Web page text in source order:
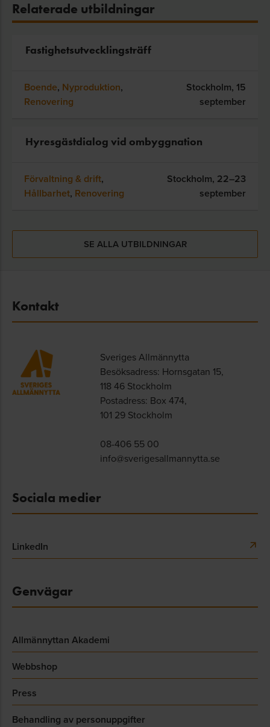
Relaterade utbildningar
Fastighetsutvecklingsträff
Boende, Nyproduktion,
Renovering
Stockholm, 15
september
Hyresgästdialog vid ombyggnation
Förvaltning & drift,
Hållbarhet, Renovering
Stockholm, 22–23
september
SE ALLA UTBILDNINGAR
Kontakt
Sveriges Allmännytta
Besöksadress: Hornsgatan 15,
118 46 Stockholm
Postadress: Box 474,
101 29 Stockholm
08-406 55 00
info@sverigesallmannytta.se
Sociala medier
LinkedIn
Genvägar
Allmännyttan Akademi
Webbshop
Press
Behandling av personuppgifter